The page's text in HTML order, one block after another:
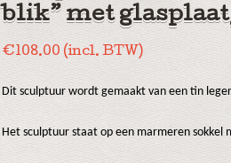
blik” met
€108.00 (incl. BTW)
Dit sculptuur wordt gemaakt van een tin
Het sculptuur staat op een marmeren sokkel